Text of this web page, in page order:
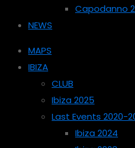
Capodanno
NEWS
MAPS
IBIZA
CLUB
Ibiza 2025
Last Events 2020-
Ibiza 2024